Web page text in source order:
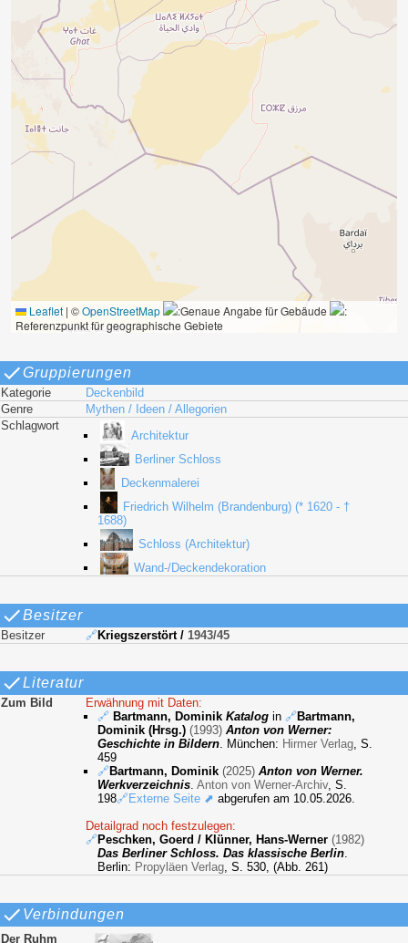
Leaflet | ©OpenStreetMap :Genaue Angabe für Gebäude
:
Referenzpunkt für geographische Gebiete
Gruppierungen
Kategorie
Deckenbild
Genre
Mythen / Ideen / Allegorien
Schlagwort
Architektur
Berliner Schloss
Deckenmalerei
Friedrich Wilhelm (Brandenburg) (* 1620 - †
1688)
Schloss (Architektur)
Wand-/Deckendekoration
Besitzer
Besitzer 🔗Kriegszerstört/1943/45
Literatur
Zum Bild
Erwähnung mit Daten:
🔗 Bartmann, DominikKatalogin🔗Bartmann,
Dominik (Hrsg.) (1993) Anton von Werner:
Geschichte in Bildern. München: Hirmer Verlag, S.
459
🔗Bartmann, Dominik (2025) Anton von Werner.
Werkverzeichnis.Anton von Werner-Archiv, S.
198🔗Externe Seite ⬈ abgerufen am 10.05.2026.
Detailgrad noch festzulegen:
🔗Peschken, Goerd / Klünner, Hans-Werner (1982)
Das Berliner Schloss. Das klassische Berlin.
Berlin: Propyläen Verlag, S. 530, (Abb. 261)
Verbindungen
Der Ruhm